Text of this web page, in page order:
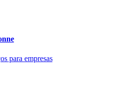
para empresas